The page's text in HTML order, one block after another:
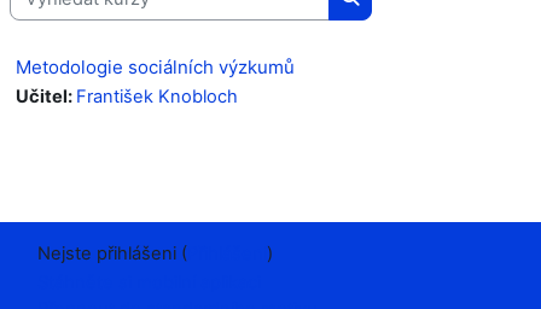
Vyhledat kurzy
Metodologie sociálních výzkumů
Učitel: František Knobloch
Nejste přihlášeni (
)